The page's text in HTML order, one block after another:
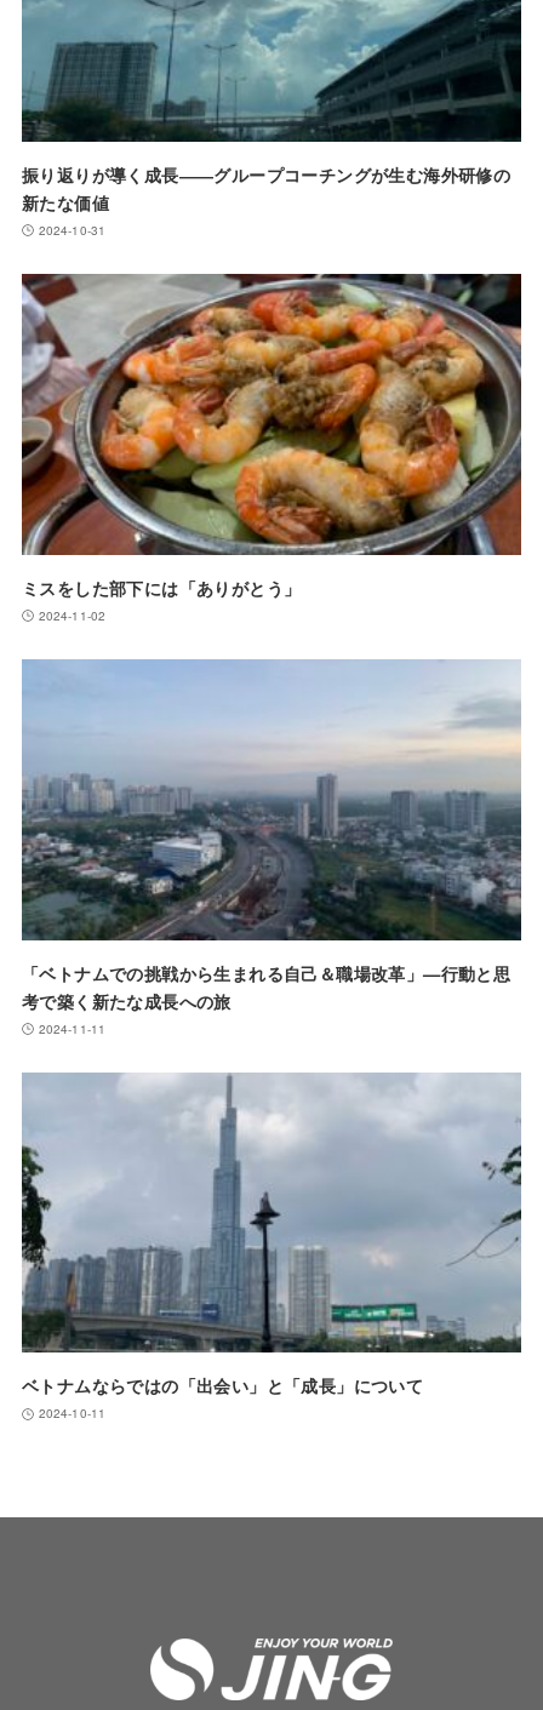
振り返りが導く成長――グループコーチングが生む海外研修の
新たな価値
2024-10-31
ミスをした部下には「ありがとう」
2024-11-02
「ベトナムでの挑戦から生まれる自己＆職場改革」—行動と思
考で築く新たな成長への旅
2024-11-11
ベトナムならではの「出会い」と「成長」について
2024-10-11